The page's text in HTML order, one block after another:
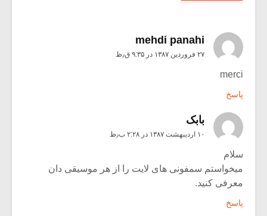
mehdi panahi
۲۷ فروردین ۱۳۸۷ در ۹:۳۵ ق٫ظ
merci
پاسخ
بابک
۱۰ اردیبهشت ۱۳۸۷ در ۲:۲۸ ب٫ظ
سلام
میخواستم سمفونی های لایت را از هر موسیقی دان
معرفی کنید.
پاسخ